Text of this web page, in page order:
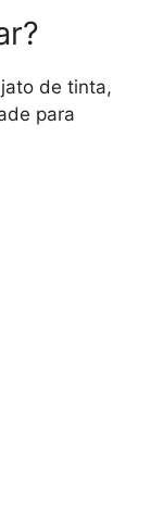
de tinta,
para